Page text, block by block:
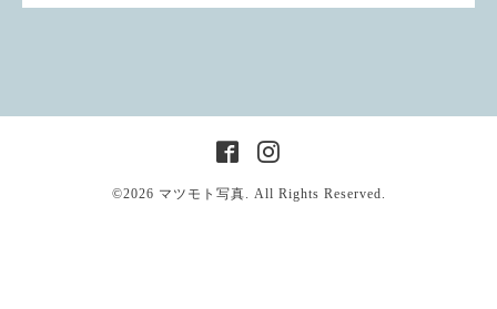
©2026 マツモト写真. All Rights Reserved.